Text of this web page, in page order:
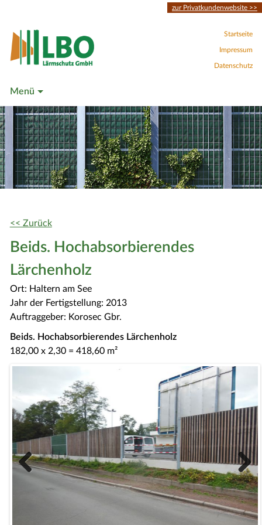
zur Privatkundenwebsite >>
Startseite
Impressum
Datenschutz
Menü
<< Zurück
Beids. Hochabsorbierendes
Lärchenholz
Ort: Haltern am See
Jahr der Fertigstellung: 2013
Auftraggeber: Korosec Gbr.
Beids. Hochabsorbierendes Lärchenholz
182,00 x 2,30 = 418,60 m²
Next